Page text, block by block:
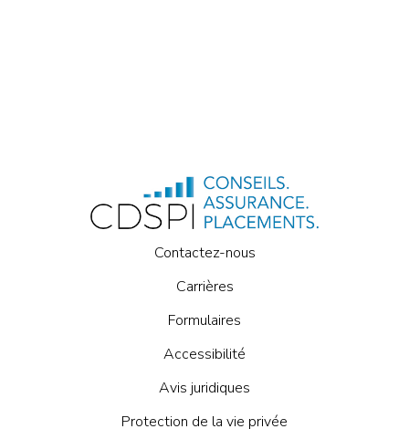
Contactez-nous
Carrières
Formulaires
Accessibilité
Avis juridiques
Protection de la vie privée